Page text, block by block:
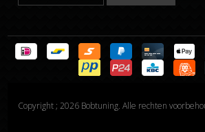
Copyright ; 2026 Bobtuning. Alle rechten